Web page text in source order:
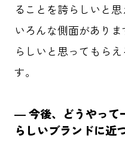
ることを誇らしいと思
いろんな側面があり
らしいと思ってもら
す。
― 今後、どうやって
らしいブランドに近